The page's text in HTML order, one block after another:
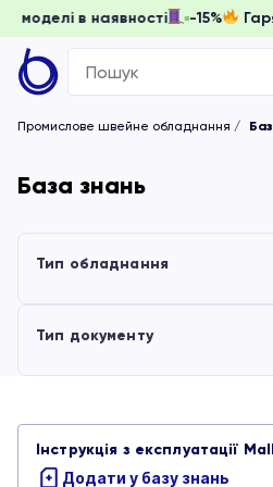
моделі в наявності -15%
Search
for:
Промислове швейне обладнання
База знань
Тип обладнання
Усі
Обладнання для волого-
Тип документу
Інструкції
Інструкція з експлуатації
Додати у базу знань